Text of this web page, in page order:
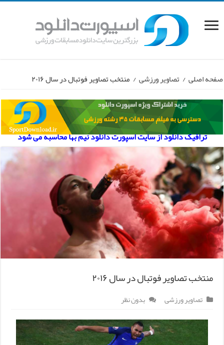
صفحه اصلی / تصاویر ورزشی / منتخب تصاویر فوتبال در سال ۲۰۱۶
ترافیک دانلود از سایت اسپورت دانلود نیم بها محاسبه می شود
منتخب تصاویر فوتبال در سال ۲۰۱۶
تصاویر ورزشی بدون نظر